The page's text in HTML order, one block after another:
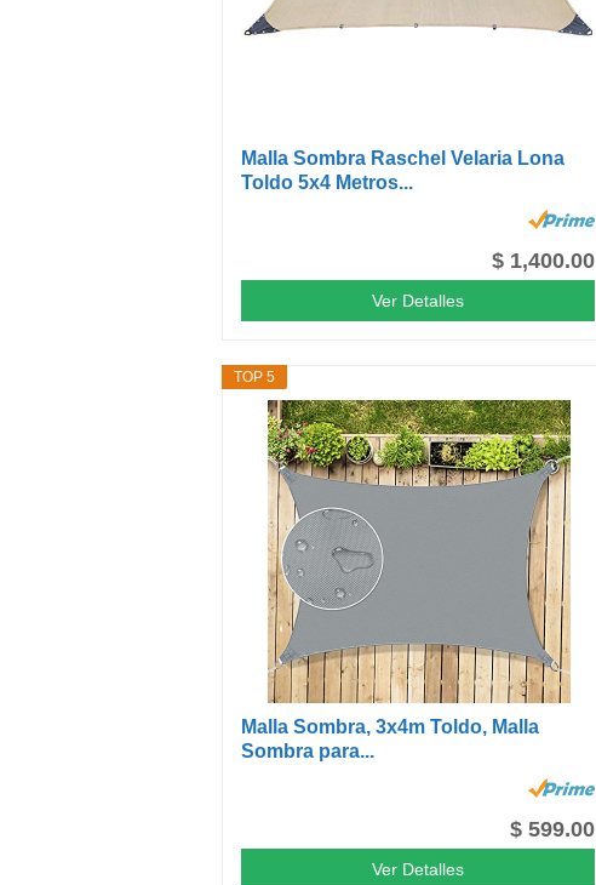
Malla Sombra Raschel Velaria Lona
Toldo 5x4 Metros...
$ 1,400.00
Ver Detalles
TOP 5
Malla Sombra, 3x4m Toldo, Malla
Sombra para...
$ 599.00
Ver Detalles